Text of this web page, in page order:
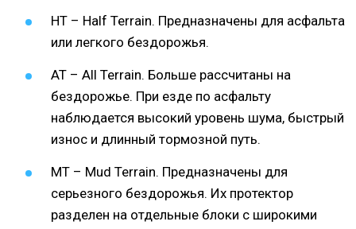
HT – Half Terrain. Предназначены для асфальта
или легкого бездорожья.
AT – All Terrain. Больше рассчитаны на
бездорожье. При езде по асфальту
наблюдается высокий уровень шума, быстрый
износ и длинный тормозной путь.
MT – Mud Terrain. Предназначены для
серьезного бездорожья. Их протектор
разделен на отдельные блоки с широкими